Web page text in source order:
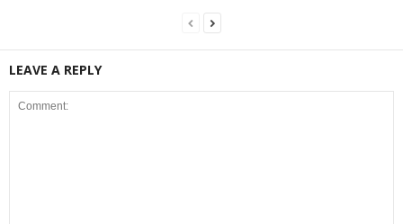
LEAVE A REPLY